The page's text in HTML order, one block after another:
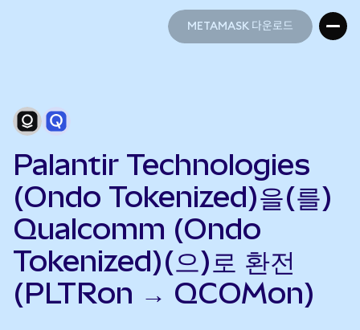
METAMASK 다운로드
Palantir Technologies
(Ondo Tokenized)을(를)
Qualcomm (Ondo
Tokenized)(으)로 환전
(PLTRon → QCOMon)